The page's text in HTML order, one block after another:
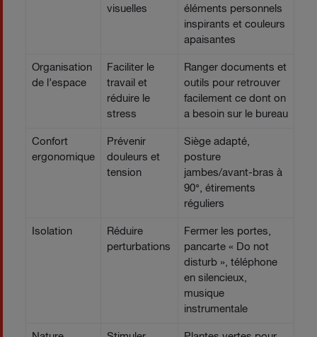
visuelles
éléments personnels
inspirants et couleurs
apaisantes
Organisation
de l’espace
Faciliter le
travail et
réduire le
stress
Ranger documents et
outils pour retrouver
facilement ce dont on
a besoin sur le bureau
Confort
ergonomique
Prévenir
douleurs et
tension
Siège adapté,
posture
jambes/avant-bras à
90°, étirements
réguliers
Isolation
Réduire
perturbations
Fermer les portes,
pancarte « Do not
disturb », téléphone
en silencieux,
musique
instrumentale